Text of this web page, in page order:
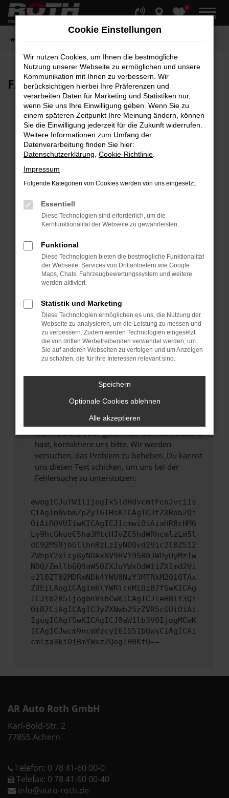
Zum
Hauptinhalt
0
MENÜ
FAHRZEUG-SHOWROOM
Fehler: Network Error
Beim Laden ist ein Fehler aufgetreten.
Hier sind ein paar Tipps, die dir helfen können:
Überprüfe deine Firewall und deine
Laden andere Webseiten, zum Beispiel deine
Suchmaschine?
Prüfe deine Browsererweiterungen.
Manche Erweiterungen, wie Werbeblocker,
können das Laden bestimmter Seiten
verhindern. Funktioniert die Seite in einem
anderen Browser oder in einem privaten
Fenster?
Starte dein Gerät neu.
Das kann manchmal helfen, vorübergehende
Probleme zu beheben.
Stelle sicher, dass dein Browser und dein
Betriebssystem auf dem neuesten Stand
sind.
Sicherheitsrisiko, sondern kann auch dazu
unterstützt werden.
Wende dich an den Webseitenbetreiber.
Wenn du alle oben genannten Schritte versucht
hast, kontaktiere uns bitte. Wir werden
versuchen, das Problem zu beheben. Du kannst
uns diesen Text schicken, um uns bei der
Fehlersuche zu unterstützen:
ewogICJuYW1lIjogIk5ldHdvcmtFcnJvciIs
CiAgImNvbmZpZyI6IHsKICAgICJtZXRob2Qi
OiAiR0VUIiwKICAgICJ1cmwiOiAiaHR0cHM6
Ly9hcGkueC5ha3MtcHJvZC5hdWRhcmlzLm5l
dC92MS9jbGllbnRzLzIyNDQvd2Vic2l0ZS12
ZWhpY2xlcy8yNDAxNV9HV19SR0JWUyUyMzIw
NDQ/ZmllbGQ9aW50ZXJuYWxOdW1iZXImd2Vi
c2l0ZT02MDRmNDk4YWU0NzY3MTRkM2Q1OTAx
ZDEiLAogICAgImhlYWRlcnMiOiB7fSwKICAg
ICJib2R5IjogbnVsbCwKICAgICJleHBlY3Qi
OiB7CiAgICAgICJyZXNwb25zZVR5cGUiOiAi
IgogICAgfSwKICAgICJ0aW1lb3V0IjogMCwK
ICAgICJwcm9ncmVzcyI6IG51bGwsCiAgICAi
cmlza3kiOiBmYWxzZQogIH0KfQ==
AR Auto Roth GmbH
Karl-Bold-Str. 2
77855 Achern
Telefon: 0 78 41-60 00-0
Telefax: 0 78 41-60 00-40
info@auto-roth.de
Cookie Einstellungen
Wir nutzen Cookies, um Ihnen die bestmögliche
Nutzung unserer Webseite zu ermöglichen und unsere
Kommunikation mit Ihnen zu verbessern. Wir
berücksichtigen hierbei Ihre Präferenzen und
verarbeiten Daten für Marketing und Statistiken nur,
wenn Sie uns Ihre Einwilligung geben. Wenn Sie zu
einem späteren Zeitpunkt Ihre Meinung ändern, können
Sie die Einwilligung jederzeit für die Zukunft widerrufen.
Weitere Informationen zum Umfang der
Datenverarbeitung finden Sie hier:
Datenschutzerklärung Cookie-Richtlinie
Impressum
Folgende Kategorien von Cookies werden von uns eingesetzt:
Essentiell
Diese Technologien sind erforderlich, um die
Kernfunktionalität der Webseite zu gewährleisten.
Funktional
Diese Technologien bieten die bestmögliche Funktionalität
der Webseite. Services von Drittanbietern wie Google
Maps, Chats, Fahrzeugbewertungssystem und weitere
werden aktiviert.
Statistik und Marketing
Diese Technologien ermöglichen es uns, die Nutzung der
Webseite zu analysieren, um die Leistung zu messen und
zu verbessern. Zudem werden Technologien eingesetzt,
die von dritten Werbetreibenden verwendet werden, um
Sie auf anderen Webseiten zu verfolgen und um Anzeigen
zu schalten, die für Ihre Interessen relevant sind.
Speichern
Optionale Cookies ablehnen
Alle akzeptieren